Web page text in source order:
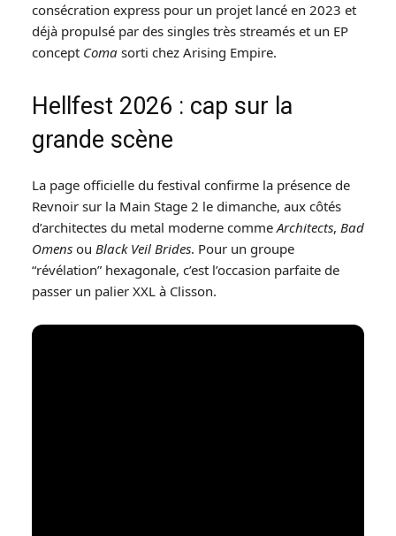
consécration express pour un projet lancé en 2023 et
déjà propulsé par des singles très streamés et un EP
concept Coma sorti chez Arising Empire.
Hellfest 2026 : cap sur la
grande scène
La page officielle du festival confirme la présence de
Revnoir sur la Main Stage 2 le dimanche, aux côtés
d’architectes du metal moderne commeArchitects, Bad
Omens ou Black Veil Brides. Pour un groupe
“révélation” hexagonale, c’est l’occasion parfaite de
passer un palier XXL à Clisson.